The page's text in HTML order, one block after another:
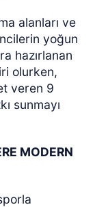
alanları ve
yoğun
hazırlanan
olurken,
veren 9
sunmayı
MODERN